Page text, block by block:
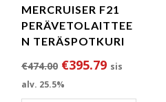
MERCRUISER F21
PERÄVETOLAITTEE
N TERÄSPOTKURI
€474.00 Alkuperäinen
€395.79 sis
alv. 25.5%